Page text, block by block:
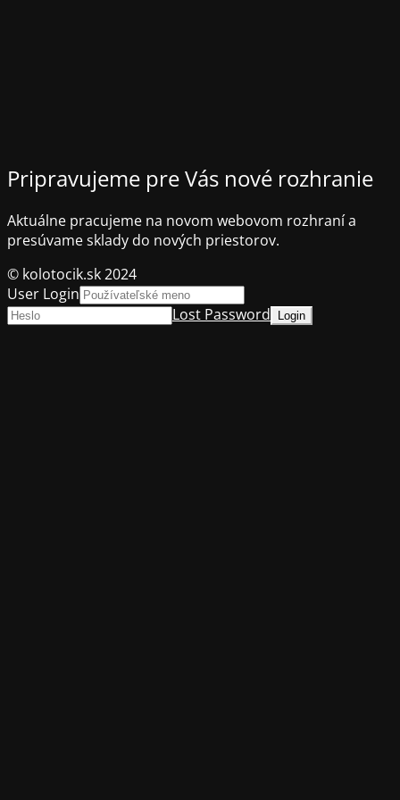
Pripravujeme pre Vás nové rozhranie
Aktuálne pracujeme na novom webovom rozhraní a
presúvame sklady do nových priestorov.
© kolotocik.sk 2024
User Login
Lost Password